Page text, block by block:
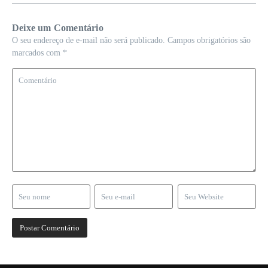
Deixe um Comentário
O seu endereço de e-mail não será publicado. Campos obrigatórios são
marcados com *